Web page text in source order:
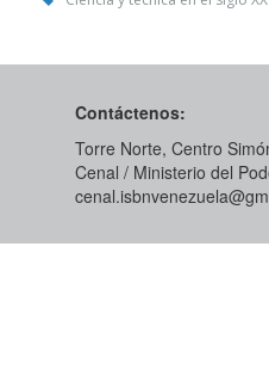
Contáctenos:
Torre Norte, Centro
Cenal / Ministerio del